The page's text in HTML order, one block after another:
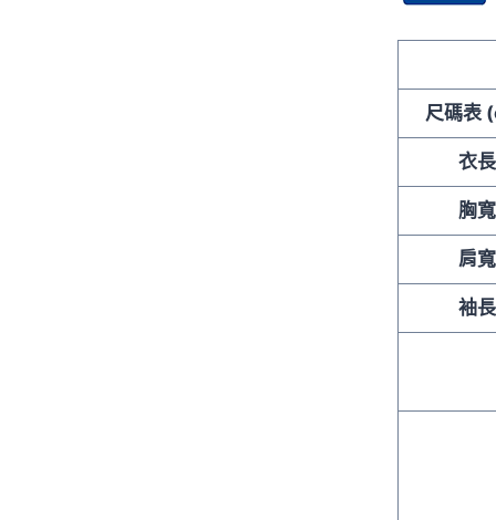
尺碼表
衣長
胸寬
肩寬
袖長